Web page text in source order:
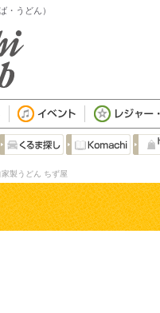
・うどん）
家製うどん ちず屋